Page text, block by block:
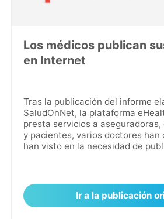
Los médicos publican
en Internet
Tras la publicación del informe
SaludOnNet, la plataforma
presta servicios a aseguradoras,
y pacientes, varios doctores han
han visto en la necesidad de
Ir a la publicación